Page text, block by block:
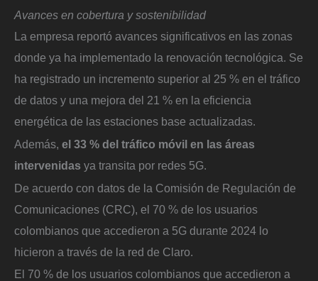
Avances en cobertura y sostenibilidad
La empresa reportó avances significativos en las zonas
donde ya ha implementado la renovación tecnológica. Se
ha registrado un incremento superior al 25 % en el tráfico
de datos y una mejora del 21 % en la eficiencia
energética de las estaciones base actualizadas.
Además, el 33 % del tráfico móvil en las áreas
intervenidas ya transita por redes 5G.
De acuerdo con datos de la Comisión de Regulación de
Comunicaciones (CRC), el 70 % de los usuarios
colombianos que accedieron a 5G durante 2024 lo
hicieron a través de la red de Claro.
El 70 % de los usuarios colombianos que accedieron a